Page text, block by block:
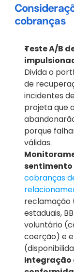
cobranças
Teste A/B
Divida o
de
incidentes
projeta que
porque
válidas.
sentimento
cobranças
reclamação
estaduais,
voluntário
coerção) e
Integração